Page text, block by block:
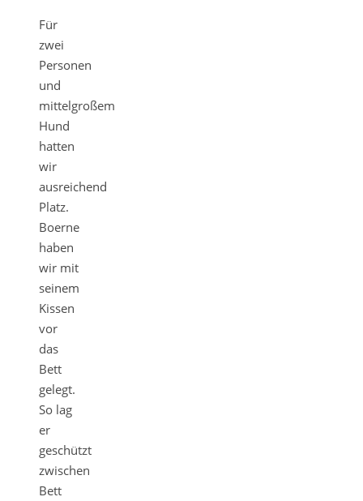
Für
zwei
Personen
und
mittelgroßem
Hund
hatten
wir
ausreichend
Platz.
Boerne
haben
wir mit
seinem
Kissen
vor
das
Bett
gelegt.
So lag
er
geschützt
zwischen
Bett